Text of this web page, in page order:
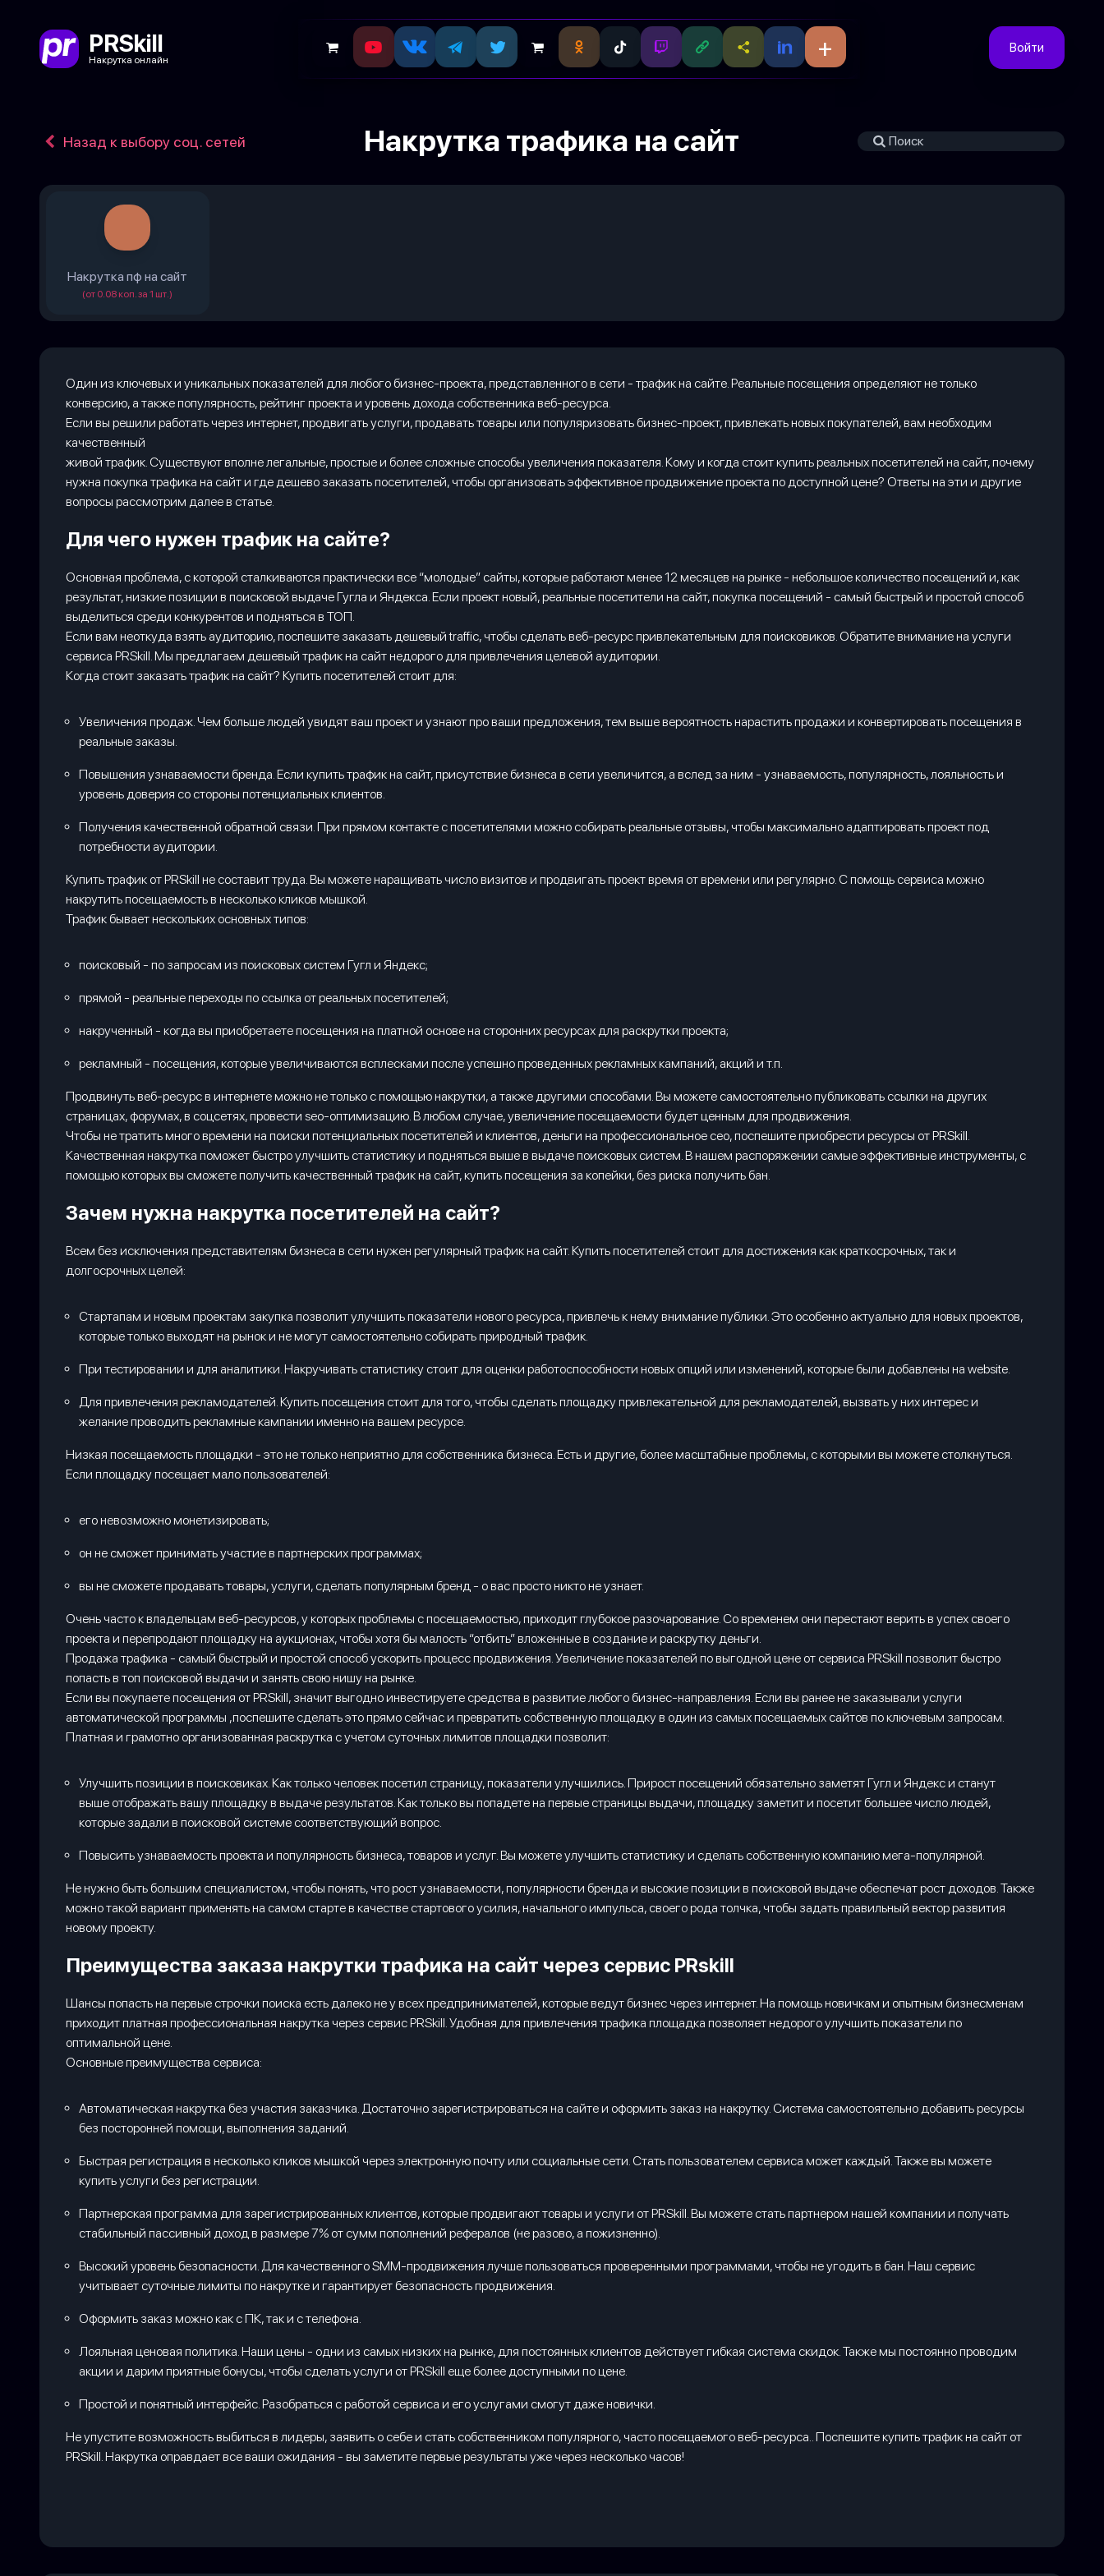
PRSkill
Накрутка онлайн + Войти
Назад к выбору соц. сетей Накрутка трафика на сайт
Накрутка пф на сайт
(от 0.08 коп. за 1 шт.)
Один из ключевых и уникальных показателей для любого бизнес-проекта, представленного в сети - трафик на сайте. Реальные посещения определяют не только
конверсию, а также популярность, рейтинг проекта и уровень дохода собственника веб-ресурса.
Если вы решили работать через интернет, продвигать услуги, продавать товары или популяризовать бизнес-проект, привлекать новых покупателей, вам необходим
качественный
живой трафик. Существуют вполне легальные, простые и более сложные способы увеличения показателя. Кому и когда стоит купить реальных посетителей на сайт, почему
нужна покупка трафика на сайт и где дешево заказать посетителей, чтобы организовать эффективное продвижение проекта по доступной цене? Ответы на эти и другие
вопросы рассмотрим далее в статье.
Для чего нужен трафик на сайте?
Основная проблема, с которой сталкиваются практически все “молодые” сайты, которые работают менее 12 месяцев на рынке - небольшое количество посещений и, как
результат, низкие позиции в поисковой выдаче Гугла и Яндекса. Если проект новый, реальные посетители на сайт, покупка посещений - самый быстрый и простой способ
выделиться среди конкурентов и подняться в ТОП.
Если вам неоткуда взять аудиторию, поспешите заказать дешевый traffic, чтобы сделать веб-ресурс привлекательным для поисковиков. Обратите внимание на услуги
сервиса PRSkill. Мы предлагаем дешевый трафик на сайт недорого для привлечения целевой аудитории.
Когда стоит заказать трафик на сайт? Купить посетителей стоит для:
Увеличения продаж. Чем больше людей увидят ваш проект и узнают про ваши предложения, тем выше вероятность нарастить продажи и конвертировать посещения в
реальные заказы.
Повышения узнаваемости бренда. Если купить трафик на сайт, присутствие бизнеса в сети увеличится, а вслед за ним - узнаваемость, популярность, лояльность и
уровень доверия со стороны потенциальных клиентов.
Получения качественной обратной связи. При прямом контакте с посетителями можно собирать реальные отзывы, чтобы максимально адаптировать проект под
потребности аудитории.
Купить трафик от PRSkill не составит труда. Вы можете наращивать число визитов и продвигать проект время от времени или регулярно. С помощь сервиса можно
накрутить посещаемость в несколько кликов мышкой.
Трафик бывает нескольких основных типов:
поисковый - по запросам из поисковых систем Гугл и Яндекс;
прямой - реальные переходы по ссылка от реальных посетителей;
накрученный - когда вы приобретаете посещения на платной основе на сторонних ресурсах для раскрутки проекта;
рекламный - посещения, которые увеличиваются всплесками после успешно проведенных рекламных кампаний, акций и т.п.
Продвинуть веб-ресурс в интернете можно не только с помощью накрутки, а также другими способами. Вы можете самостоятельно публиковать ссылки на других
страницах, форумах, в соцсетях, провести seo-оптимизацию. В любом случае, увеличение посещаемости будет ценным для продвижения.
Чтобы не тратить много времени на поиски потенциальных посетителей и клиентов, деньги на профессиональное сео, поспешите приобрести ресурсы от PRSkill.
Качественная накрутка поможет быстро улучшить статистику и подняться выше в выдаче поисковых систем. В нашем распоряжении самые эффективные инструменты, с
помощью которых вы сможете получить качественный трафик на сайт, купить посещения за копейки, без риска получить бан.
Зачем нужна накрутка посетителей на сайт?
Всем без исключения представителям бизнеса в сети нужен регулярный трафик на сайт. Купить посетителей стоит для достижения как краткосрочных, так и
долгосрочных целей:
Стартапам и новым проектам закупка позволит улучшить показатели нового ресурса, привлечь к нему внимание публики. Это особенно актуально для новых проектов,
которые только выходят на рынок и не могут самостоятельно собирать природный трафик.
При тестировании и для аналитики. Накручивать статистику стоит для оценки работоспособности новых опций или изменений, которые были добавлены на website.
Для привлечения рекламодателей. Купить посещения стоит для того, чтобы сделать площадку привлекательной для рекламодателей, вызвать у них интерес и
желание проводить рекламные кампании именно на вашем ресурсе.
Низкая посещаемость площадки - это не только неприятно для собственника бизнеса. Есть и другие, более масштабные проблемы, с которыми вы можете столкнуться.
Если площадку посещает мало пользователей:
его невозможно монетизировать;
он не сможет принимать участие в партнерских программах;
вы не сможете продавать товары, услуги, сделать популярным бренд - о вас просто никто не узнает.
Очень часто к владельцам веб-ресурсов, у которых проблемы с посещаемостью, приходит глубокое разочарование. Со временем они перестают верить в успех своего
проекта и перепродают площадку на аукционах, чтобы хотя бы малость “отбить” вложенные в создание и раскрутку деньги.
Продажа трафика - самый быстрый и простой способ ускорить процесс продвижения. Увеличение показателей по выгодной цене от сервиса PRSkill позволит быстро
попасть в топ поисковой выдачи и занять свою нишу на рынке.
Если вы покупаете посещения от PRSkill, значит выгодно инвестируете средства в развитие любого бизнес-направления. Если вы ранее не заказывали услуги
автоматической программы ,поспешите сделать это прямо сейчас и превратить собственную площадку в один из самых посещаемых сайтов по ключевым запросам.
Платная и грамотно организованная раскрутка с учетом суточных лимитов площадки позволит:
Улучшить позиции в поисковиках. Как только человек посетил страницу, показатели улучшились. Прирост посещений обязательно заметят Гугл и Яндекс и станут
выше отображать вашу площадку в выдаче результатов. Как только вы попадете на первые страницы выдачи, площадку заметит и посетит большее число людей,
которые задали в поисковой системе соответствующий вопрос.
Повысить узнаваемость проекта и популярность бизнеса, товаров и услуг. Вы можете улучшить статистику и сделать собственную компанию мега-популярной.
Не нужно быть большим специалистом, чтобы понять, что рост узнаваемости, популярности бренда и высокие позиции в поисковой выдаче обеспечат рост доходов. Также
можно такой вариант применять на самом старте в качестве стартового усилия, начального импульса, своего рода толчка, чтобы задать правильный вектор развития
новому проекту.
Преимущества заказа накрутки трафика на сайт через сервис PRskill
Шансы попасть на первые строчки поиска есть далеко не у всех предпринимателей, которые ведут бизнес через интернет. На помощь новичкам и опытным бизнесменам
приходит платная профессиональная накрутка через сервис PRSkill. Удобная для привлечения трафика площадка позволяет недорого улучшить показатели по
оптимальной цене.
Основные преимущества сервиса:
Автоматическая накрутка без участия заказчика. Достаточно зарегистрироваться на сайте и оформить заказ на накрутку. Система самостоятельно добавить ресурсы
без посторонней помощи, выполнения заданий.
Быстрая регистрация в несколько кликов мышкой через электронную почту или социальные сети. Стать пользователем сервиса может каждый. Также вы можете
купить услуги без регистрации.
Партнерская программа для зарегистрированных клиентов, которые продвигают товары и услуги от PRSkill. Вы можете стать партнером нашей компании и получать
стабильный пассивный доход в размере 7% от сумм пополнений рефералов (не разово, а пожизненно).
Высокий уровень безопасности. Для качественного SMM-продвижения лучше пользоваться проверенными программами, чтобы не угодить в бан. Наш сервис
учитывает суточные лимиты по накрутке и гарантирует безопасность продвижения.
Оформить заказ можно как с ПК, так и с телефона.
Лояльная ценовая политика. Наши цены - одни из самых низких на рынке, для постоянных клиентов действует гибкая система скидок. Также мы постоянно проводим
акции и дарим приятные бонусы, чтобы сделать услуги от PRSkill еще более доступными по цене.
Простой и понятный интерфейс. Разобраться с работой сервиса и его услугами смогут даже новички.
Не упустите возможность выбиться в лидеры, заявить о себе и стать собственником популярного, часто посещаемого веб-ресурса.. Поспешите купить трафик на сайт от
PRSkill. Накрутка оправдает все ваши ожидания - вы заметите первые результаты уже через несколько часов!